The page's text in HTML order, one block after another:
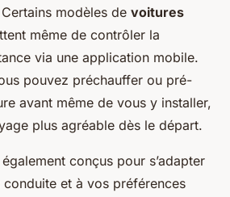
modèles de voitures
même de contrôler la
via une application mobile.
pouvez préchauffer ou pré-
avant même de vous y installer,
plus agréable dès le départ.
conçus pour s’adapter
et à vos préférences